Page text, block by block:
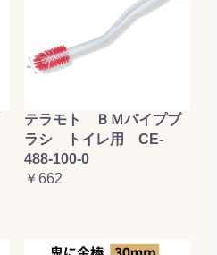
テラモト ＢＭパイプブ
ラシ トイレ用 CE-
488-100-0
￥662